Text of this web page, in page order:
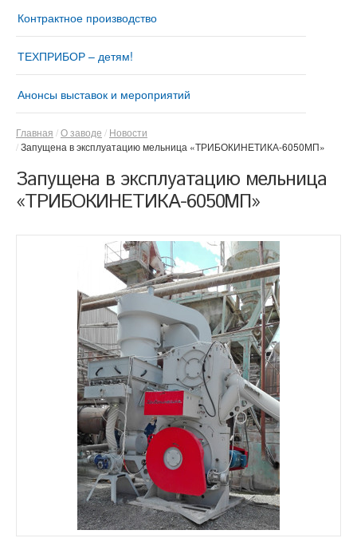
Контрактное производство
ТЕХПРИБОР – детям!
Анонсы выставок и мероприятий
Главная О заводе
Новости
Запущена в эксплуатацию мельница «ТРИБОКИНЕТИКА-6050МП»
Запущена в эксплуатацию мельница
«ТРИБОКИНЕТИКА-6050МП»